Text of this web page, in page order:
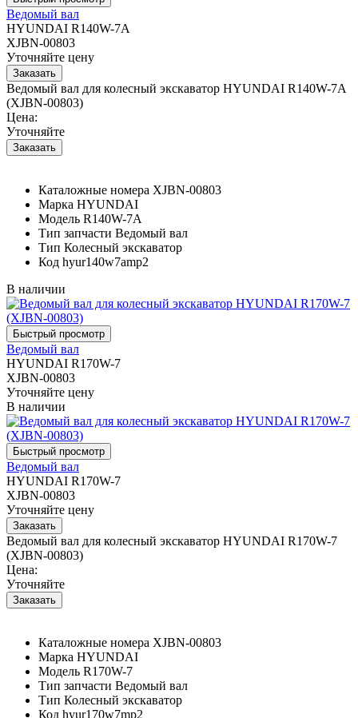
Ведомый вал
HYUNDAI R140W-7A
XJBN-00803
Уточняйте цену
Ведомый вал для колесный экскаватор HYUNDAI R140W-7A
(XJBN-00803)
Цена:
Уточняйте
Каталожные номера XJBN-00803
Марка HYUNDAI
Модель R140W-7A
Тип запчасти Ведомый вал
Тип Колесный экскаватор
Код hyur140w7amp2
В наличии
Ведомый вал
HYUNDAI R170W-7
XJBN-00803
Уточняйте цену
В наличии
Ведомый вал
HYUNDAI R170W-7
XJBN-00803
Уточняйте цену
Ведомый вал для колесный экскаватор HYUNDAI R170W-7
(XJBN-00803)
Цена:
Уточняйте
Каталожные номера XJBN-00803
Марка HYUNDAI
Модель R170W-7
Тип запчасти Ведомый вал
Тип Колесный экскаватор
Код hyur170w7mp2